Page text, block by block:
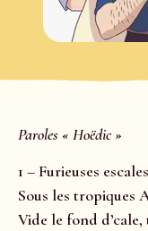
Paroles « Hoëdic »
1 – Furieuses
Sous les tropiques
Vide le fond